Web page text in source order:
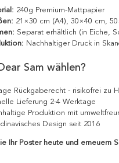
240g Premium-Mattpapier
21×30 cm (A4), 30×40 cm,
Separat erhältlich (in Eiche,
Nachhaltiger Druck in
Sam wählen?
Rückgaberecht - risikofrei zu
Lieferung 2-4 Werktage
Produktion mit
Design seit 2016
Ihr Poster heute und erneuern